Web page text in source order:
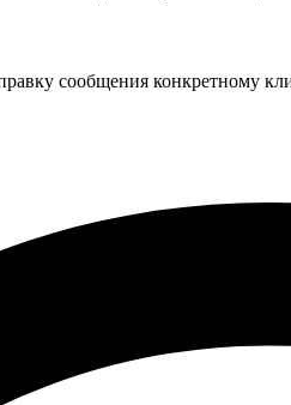
сообщения конкретному